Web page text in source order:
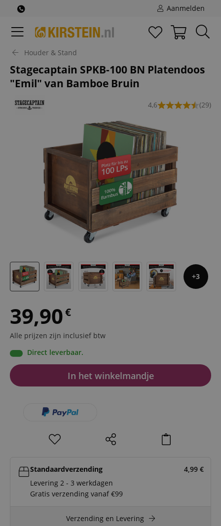
Aanmelden
Houder & Stand
Stagecaptain SPKB-100 BN Platendoos
"Emil" van Bamboe Bruin
4,6 (29)
3
39,90€
Alle prijzen zijn inclusief btw
Direct leverbaar.
In het winkelmandje
Standaardverzending 4,99 €
Levering 2 - 3 werkdagen
Gratis verzending vanaf €99
Verzending en Levering